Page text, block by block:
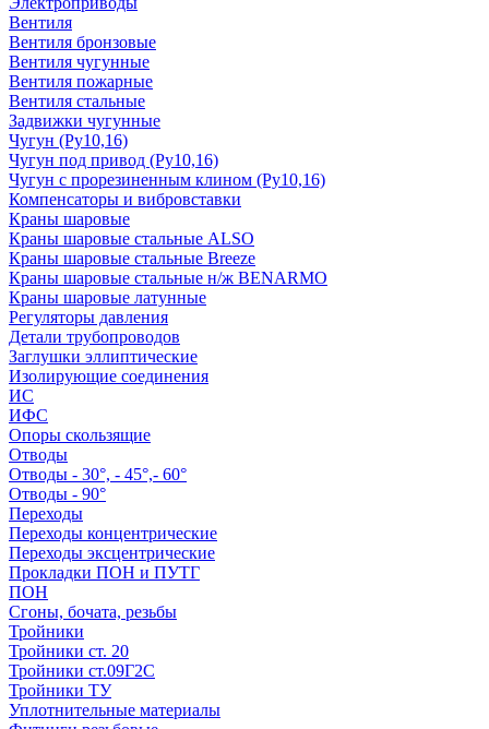
Вентиля
Вентиля бронзовые
Вентиля чугунные
Вентиля пожарные
Вентиля стальные
Задвижки чугунные
Чугун (Ру10,16)
Чугун под привод (Ру10,16)
Чугун с прорезиненным клином (Ру10,16)
Компенсаторы и вибровставки
Краны шаровые
Краны шаровые стальные ALSO
Краны шаровые стальные Breeze
Краны шаровые стальные н/ж BENARMO
Краны шаровые латунные
Регуляторы давления
Детали трубопроводов
Заглушки эллиптические
Изолирующие соединения
ИС
ИФС
Опоры скользящие
Отводы
Отводы - 30°, - 45°,- 60°
Отводы - 90°
Переходы
Переходы концентрические
Переходы эксцентрические
Прокладки ПОН и ПУТГ
ПОН
Сгоны, бочата, резьбы
Тройники
Тройники ст. 20
Тройники ст.09Г2С
Тройники ТУ
Уплотнительные материалы